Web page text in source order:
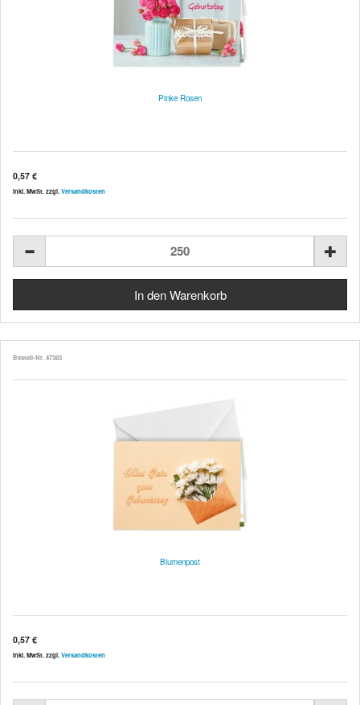
Pinke Rosen
0,57 €
inkl. MwSt. zzgl. Versandkosten
Bestell-Nr. 47383
Blumenpost
0,57 €
inkl. MwSt. zzgl. Versandkosten